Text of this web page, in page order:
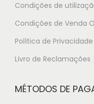
Condições de
Condições de Venda
Política de Privacidade
Livro de Reclamações
MÉTODOS DE